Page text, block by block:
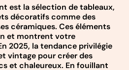
est la sélection de tableaux,
décoratifs comme des
céramiques. Ces éléments
et montrent votre
2025, la tendance privilégie
vintage pour créer des
et chaleureux. En fouillant